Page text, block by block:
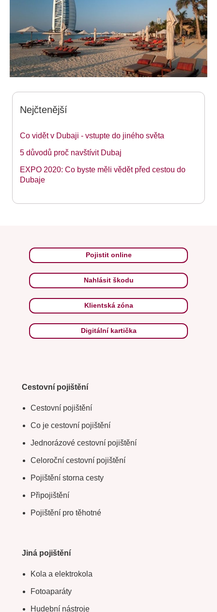
Další skvělé tipy najdete v článku Co vidět v Dubaji.
Nejčtenější
Co vidět v Dubaji - vstupte do jiného světa
5 důvodů proč navštívit Dubaj
EXPO 2020: Co byste měli vědět před cestou do
Dubaje
Pojistit online
Nahlásit škodu
Klientská zóna
Digitální kartička
Cestovní pojištění
Cestovní pojištění
Co je cestovní pojištění
Jednorázové cestovní pojištění
Celoroční cestovní pojištění
Pojištění storna cesty
Připojištění
Pojištění pro těhotné
Jiná pojištění
Kola a elektrokola
Fotoaparáty
Hudební nástroje